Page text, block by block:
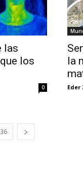
las
los
0
la